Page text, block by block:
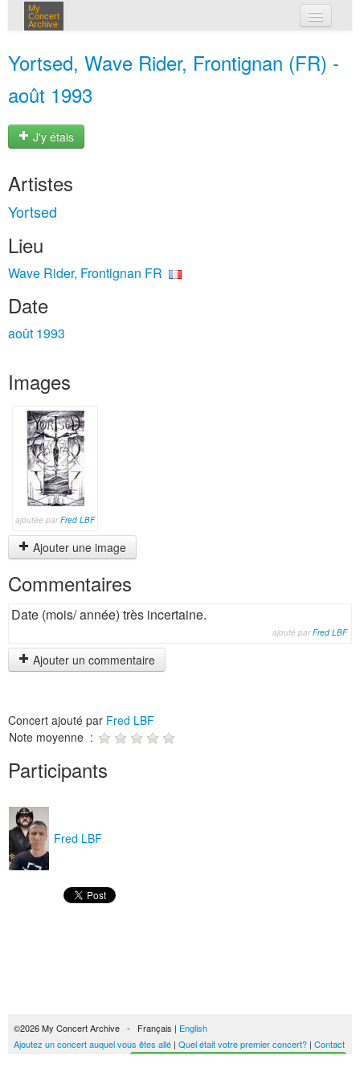
My
Concert
Archive
Yortsed, Wave Rider, Frontignan (FR) -
août 1993
J'y étais
Artistes
Yortsed
Lieu
Wave Rider, Frontignan FR
Date
août 1993
Images
ajoutée parFred LBF
Ajouter une image
Commentaires
Date (mois/ année) très incertaine.
ajouté parFred LBF
Ajouter un commentaire
Concert ajouté par Fred LBF
Note moyenne :
Participants
Fred LBF
©2026 My Concert Archive - Français | English
Ajoutez un concert auquel vous êtes allé | Quel était votre premier concert? | Contact